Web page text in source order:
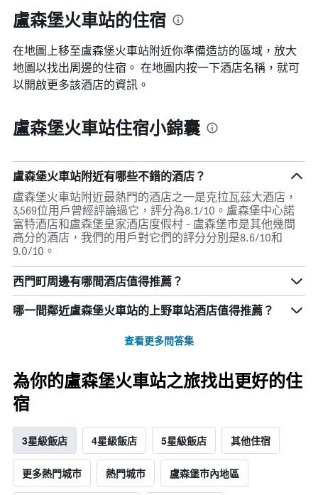
盧森堡火車站的住宿
在地圖上移至盧森堡火車站​​附近你準備造訪的區域，放大
地圖以找出周邊的住宿。 在地圖内按一下酒店名稱，就可
以開啟更多該酒店的資訊。
盧森堡火車站住宿小錦囊
盧森堡火車站附近有哪些不錯的酒店？
盧森堡火車站附近最熱門的酒店之一是克拉瓦茲大酒店，
3,569位用戶曾經評論過它，評分為8.1/10。盧森堡中心諾
富特酒店和盧森堡皇家酒店度假村 - 盧森堡市是其他幾間
高分的酒店，我們的用戶對它們的評分分別是8.6/10和
9.0/10。
西門町周邊有哪間酒店值得推薦？
哪一間鄰近盧森堡火車站的上野車站酒店值得推薦？
查看更多問答集
為你的盧森堡火車站之旅找出更好的住
宿
3星級飯店 4星級飯店 5星級飯店 其他住宿
更多熱門城市 熱門城市 盧森堡市內地區